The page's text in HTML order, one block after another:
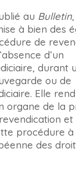
au Bulletin
à bien des
de
d’un
durant
ou de
Elle
organe de la
procédure à
des